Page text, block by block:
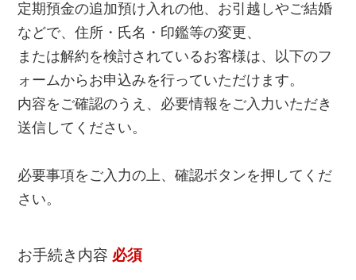
定期預金の追加預け入れの他、お引越しやご結婚
などで、住所・氏名・印鑑等の変更、
または解約を検討されているお客様は、以下のフ
ォームからお申込みを行っていただけます。
内容をご確認のうえ、必要情報をご入力いただき
送信してください。
必要事項をご入力の上、確認ボタンを押してくだ
さい。
お手続き内容 必須